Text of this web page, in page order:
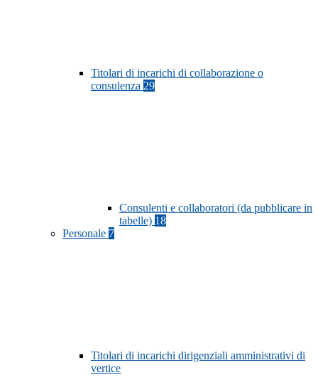
Titolari di incarichi di collaborazione o
consulenza 29
Consulenti e collaboratori (da pubblicare in
tabelle) 18
Personale 7
Titolari di incarichi dirigenziali amministrativi di
vertice